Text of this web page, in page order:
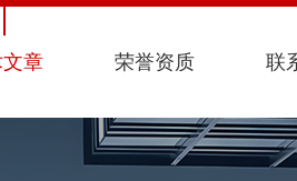
章 荣誉资质 联